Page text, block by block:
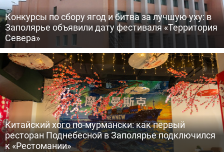
Конкурсы по сбору ягод и битва за лучшую уху: в
Заполярье объявили дату фестиваля «Территория
Севера»
Китайский хого по-мурмански: как первый
ресторан Поднебесной в Заполярье подключился
к «Рестомании»